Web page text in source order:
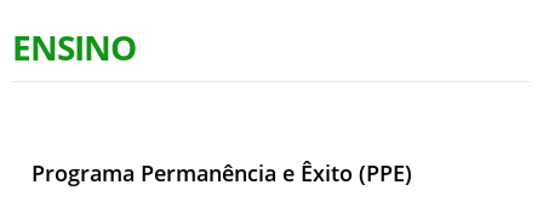
ENSINO
Programa Permanência e Êxito (PPE)